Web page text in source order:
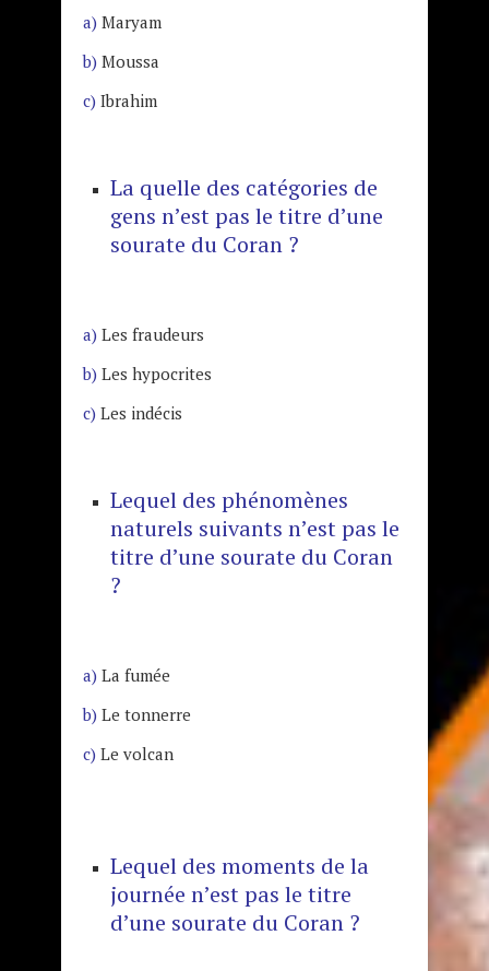
a) Maryam
b) Moussa
c) Ibrahim
La quelle des catégories de
gens n’est pas le titre d’une
sourate du Coran ?
a) Les fraudeurs
b) Les hypocrites
c) Les indécis
Lequel des phénomènes
naturels suivants n’est pas le
titre d’une sourate du Coran
?
a) La fumée
b) Le tonnerre
c) Le volcan
Lequel des moments de la
journée n’est pas le titre
d’une sourate du Coran ?